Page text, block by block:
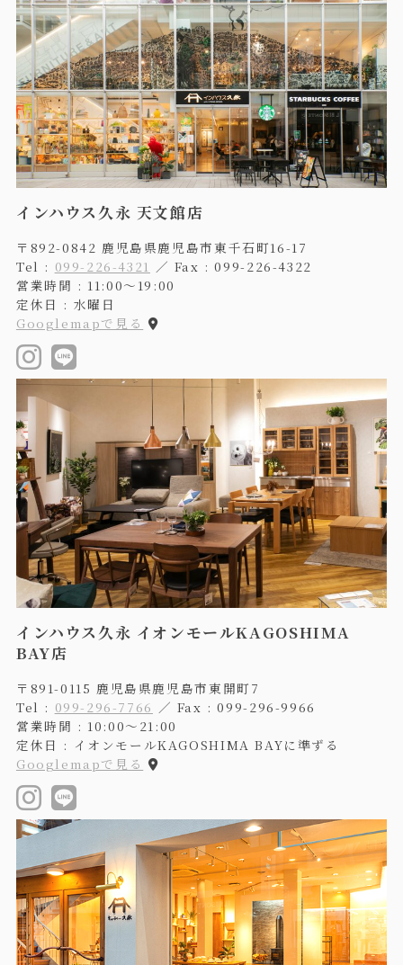
インハウス久永 天文館店
〒892-0842 鹿児島県鹿児島市東千石町16-17
Tel : 099-226-4321 ／ Fax : 099-226-4322
営業時間 : 11:00〜19:00
定休日 : 水曜日
Googlemapで見る
インハウス久永 イオンモールKAGOSHIMA
BAY店
〒891-0115 鹿児島県鹿児島市東開町7
Tel : 099-296-7766 ／ Fax : 099-296-9966
営業時間 : 10:00〜21:00
定休日 : イオンモールKAGOSHIMA BAYに準ずる
Googlemapで見る